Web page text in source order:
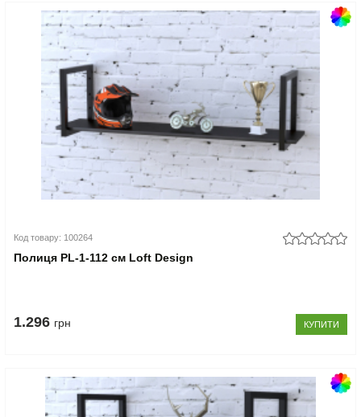
Код товару: 100264
Полиця PL-1-112 см Loft Design
1.296 грн КУПИТИ